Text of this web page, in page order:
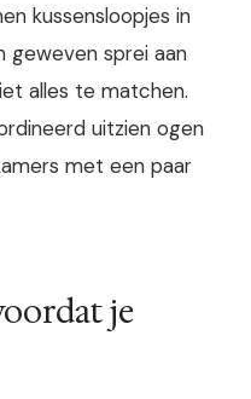
kussensloopjes in
geweven sprei aan
alles te matchen.
uitzien ogen
met een paar
je